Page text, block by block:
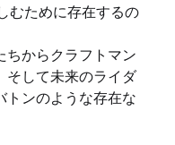
むために存在するの
ちからクラフトマン
そして未来のライダ
トンのような存在な